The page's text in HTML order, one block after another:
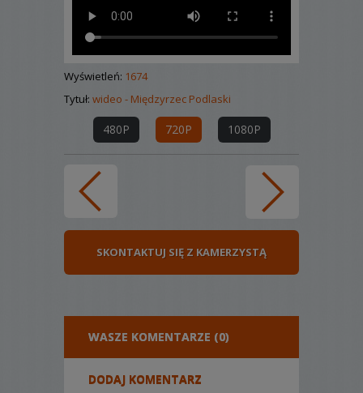
Wyświetleń: 1674
Tytuł: wideo - Międzyrzec Podlaski
480P 720P 1080P
SKONTAKTUJ SIĘ Z KAMERZYSTĄ
WASZE KOMENTARZE (0)
DODAJ KOMENTARZ